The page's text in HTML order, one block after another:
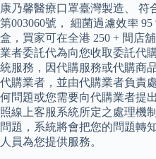
康乃馨醫療口罩臺灣製造、 符
第003060號， 細菌過濾效率
盒，買家可在全港 250 + 間店
業者委託代為向您收取委託代
統服務，因代購服務或代購商
代購業者，並由代購業者負責
何問題或您需要向代購業者提
照線上客服系統所定之處理機
問題，系統將會把您的問題轉
人員為您提供服務。